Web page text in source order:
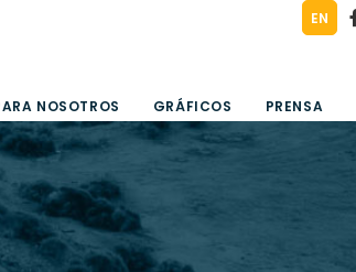
EN
NOSOTROS GRÁFICOS PRENSA